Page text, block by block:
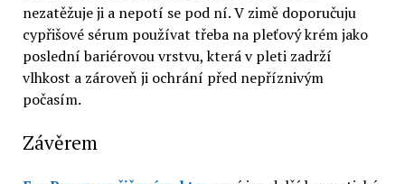
nezatěžuje ji a nepotí se pod ní. V zimě doporučuju
cypřišové sérum používat třeba na pleťový krém jako
poslední bariérovou vrstvu, která v pleti zadrží
vlhkost a zároveň ji ochrání před nepříznivým
počasím.
Závěrem